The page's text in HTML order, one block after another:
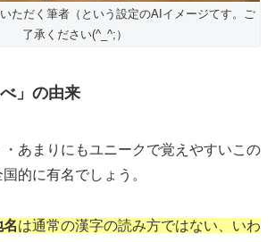
ただく筆者（という設定のAIイメージてす。ご
了承ください(^_^;）
」の由来
・あまりにもユニークで覚えやすいこの
的に有名でしょう。
は通常の漢字の読み方ではない、いわ